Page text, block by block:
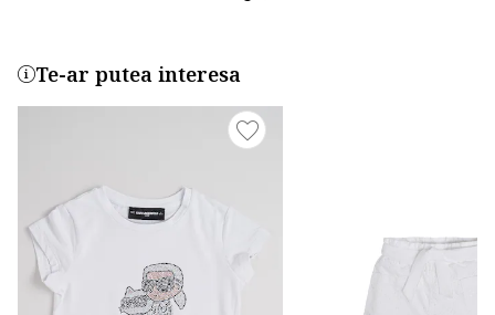
Te-ar putea interesa